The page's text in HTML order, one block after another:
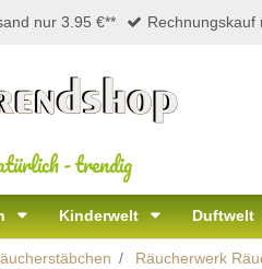
nur 3.95 €** Rechnungskauf
-trendig
Kinderwelt Duftwelt
Räucherwerk